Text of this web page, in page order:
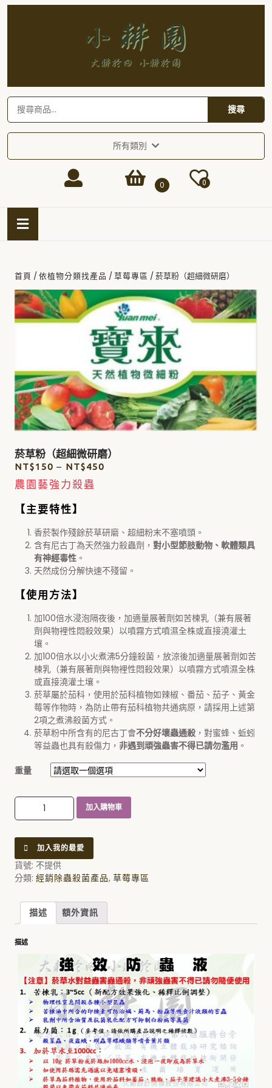
Skip
搜尋關鍵字:
搜尋
所有類別
Login
shopping
0 0
首頁 / 依植物分類找產品 / 草莓專區 / 菸草粉（超細微研磨）
菸草粉（超細微研磨）
NT$150 – NT$450
農園藝強力殺蟲
【主要特性】
香菸製作殘餘菸草研磨、超細粉末不塞噴頭。
含有尼古丁為天然強力殺蟲劑， 對小型節肢動物、軟體類具
有神經毒性 。
天然成份分解快速不殘留。
【使用方法】
加100倍水浸泡隔夜後，加適量展著劑如苦楝乳（兼有展著
劑與物裡性悶殺效果）以噴霧方式噴濕全株或直接澆灌土
壤。
加100倍水以小火煮沸5分鐘殺菌，放涼後加適量展著劑如苦
楝乳（兼有展著劑與物裡性悶殺效果）以噴霧方式噴濕全株
或直接澆灌土壤。
菸草屬於茄科，使用於茄科植物如辣椒、番茄、茄子、黃金
莓等作物時，為防止帶有茄科植物共通病原，請採用上述第
2項之煮沸殺菌方式。
菸草粉中所含有的尼古丁會不分好壞蟲通殺 ，對蜜蜂、蚯蚓
等益蟲也具有殺傷力， 非遇到頑強蟲害不得已請勿濫用 。
重量
菸草粉（超細微研磨） 數量
加入購物車
加入我的最愛
貨號: 不提供
分類: 經銷除蟲殺菌產品, 草莓專區
描述 額外資訊
描述